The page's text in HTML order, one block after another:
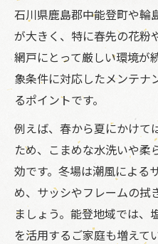
信頼できる網戸業者
網戸業者選びで
安心できる網戸
口コミや実績か
地域密着型の網
失敗しない網戸
業者依頼とDIYの費
網戸修理を業者依
DIYと業者依頼の
網戸修理を自分で
石川県鹿島郡中能登町や輪
が大きく、特に春先の花粉
網戸にとって厳しい環境が
象条件に対応したメンテナ
るポイントです。
例えば、春から夏にかけて
ため、こまめな水洗いや柔
効です。冬場は潮風による
め、サッシやフレームの拭
ましょう。能登地域では、
を活用するご家庭も増えて